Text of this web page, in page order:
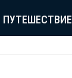
ПУТЕШЕСТВИЕ